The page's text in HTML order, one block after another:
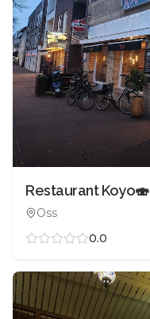
Restaurant Koyo🍣
Oss
0.0